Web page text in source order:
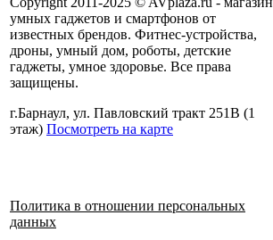
умных гаджетов и смартфонов от
известных брендов. Фитнес-устройства,
дроны, умный дом, роботы, детские
гаджеты, умное здоровье. Все права
защищены.
г.Барнаул, ул. Павловский тракт 251В (1
этаж) Посмотреть на карте
Политика в отношении персональных
данных